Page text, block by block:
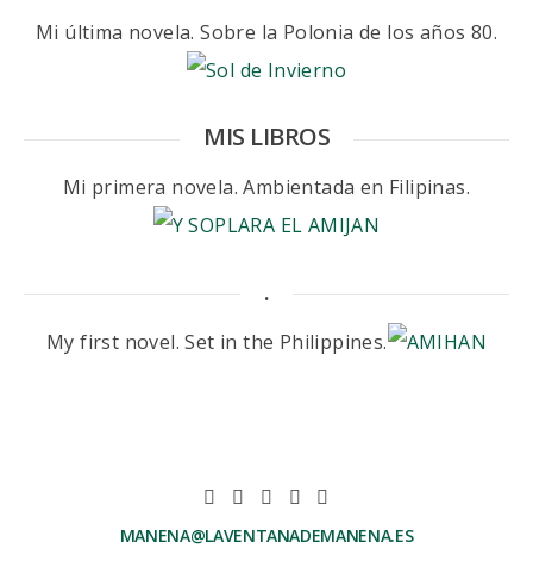
Mi última novela. Sobre la Polonia de los años 80.
MIS LIBROS
Mi primera novela. Ambientada en Filipinas.
.
My first novel. Set in the Philippines.
MANENA@LAVENTANADEMANENA.ES